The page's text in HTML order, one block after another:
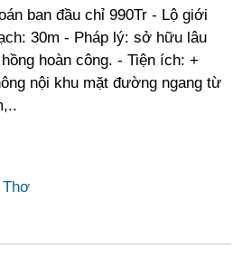
ban đầu chỉ 990Tr - Lộ giới
30m - Pháp lý: sở hữu lâu
hoàn công. - Tiện ích: +
nội khu mặt đường ngang từ
Thơ